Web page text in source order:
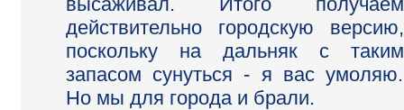
действительно городскую версию,
поскольку на дальняк с таким
запасом сунуться - я вас умоляю.
Но мы для города и брали.